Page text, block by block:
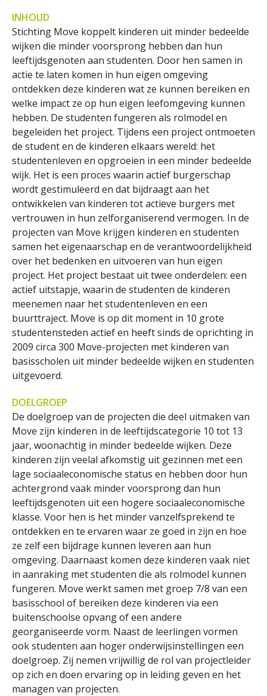
INHOUD
Stichting Move koppelt kinderen uit minder bedeelde
wijken die minder voorsprong hebben dan hun
leeftijdsgenoten aan studenten. Door hen samen in
actie te laten komen in hun eigen omgeving
ontdekken deze kinderen wat ze kunnen bereiken en
welke impact ze op hun eigen leefomgeving kunnen
hebben. De studenten fungeren als rolmodel en
begeleiden het project. Tijdens een project ontmoeten
de student en de kinderen elkaars wereld: het
studentenleven en opgroeien in een minder bedeelde
wijk. Het is een proces waarin actief burgerschap
wordt gestimuleerd en dat bijdraagt aan het
ontwikkelen van kinderen tot actieve burgers met
vertrouwen in hun zelforganiserend vermogen. In de
projecten van Move krijgen kinderen en studenten
samen het eigenaarschap en de verantwoordelijkheid
over het bedenken en uitvoeren van hun eigen
project. Het project bestaat uit twee onderdelen: een
actief uitstapje, waarin de studenten de kinderen
meenemen naar het studentenleven en een
buurttraject. Move is op dit moment in 10 grote
studentensteden actief en heeft sinds de oprichting in
2009 circa 300 Move-projecten met kinderen van
basisscholen uit minder bedeelde wijken en studenten
uitgevoerd.
DOELGROEP
De doelgroep van de projecten die deel uitmaken van
Move zijn kinderen in de leeftijdscategorie 10 tot 13
jaar, woonachtig in minder bedeelde wijken. Deze
kinderen zijn veelal afkomstig uit gezinnen met een
lage sociaaleconomische status en hebben door hun
achtergrond vaak minder voorsprong dan hun
leeftijdsgenoten uit een hogere sociaaleconomische
klasse. Voor hen is het minder vanzelfsprekend te
ontdekken en te ervaren waar ze goed in zijn en hoe
ze zelf een bijdrage kunnen leveren aan hun
omgeving. Daarnaast komen deze kinderen vaak niet
in aanraking met studenten die als rolmodel kunnen
fungeren. Move werkt samen met groep 7/8 van een
basisschool of bereiken deze kinderen via een
buitenschoolse opvang of een andere
georganiseerde vorm. Naast de leerlingen vormen
ook studenten aan hoger onderwijsinstellingen een
doelgroep. Zij nemen vrijwillig de rol van projectleider
op zich en doen ervaring op in leiding geven en het
managen van projecten.